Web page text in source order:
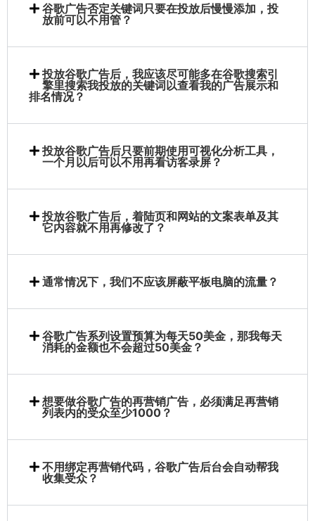
谷歌广告否定关键词只要在投放后慢慢添加，投
放前可以不用管？
投放谷歌广告后，我应该尽可能多在谷歌搜索引
擎里搜索我投放的关键词以查看我的广告展示和
排名情况？
投放谷歌广告后只要前期使用可视化分析工具，
一个月以后可以不用再看访客录屏？
投放谷歌广告后，着陆页和网站的文案表单及其
它内容就不用再修改了？
通常情况下，我们不应该屏蔽平板电脑的流量？
谷歌广告系列设置预算为每天50美金，那我每天
消耗的金额也不会超过50美金？
想要做谷歌广告的再营销广告，必须满足再营销
列表内的受众至少1000？
不用绑定再营销代码，谷歌广告后台会自动帮我
收集受众？